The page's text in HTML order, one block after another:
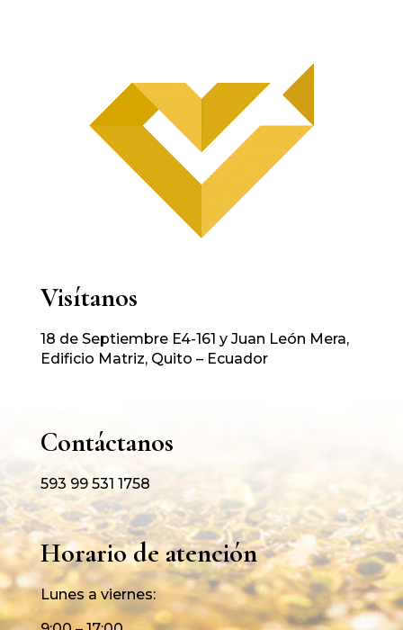
Visítanos
18 de Septiembre E4-161 y Juan León Mera,
Edificio Matriz, Quito – Ecuador
Contáctanos
593 99 531 1758
Horario de atención
Lunes a viernes: